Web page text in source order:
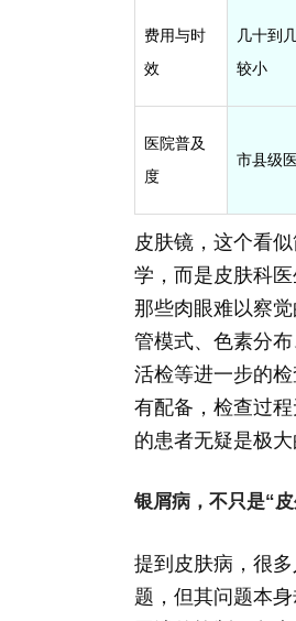
费用与时
效
几十到
较小
医院普及
度
市县级
皮肤镜，这个看
学，而是皮肤科
那些肉眼难以察
管模式、色素分
活检等进一步的
有配备，检查过
的患者无疑是极大
银屑病，不只是“
提到皮肤病，很
题，但其问题本